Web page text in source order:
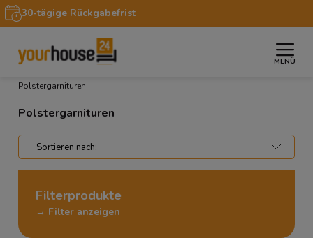
30-tägige Rückgabefrist
MENÜ
Startseite » Möbel
Polstergarnituren
Polstergarnituren
Filterprodukte
→ Filter anzeigen